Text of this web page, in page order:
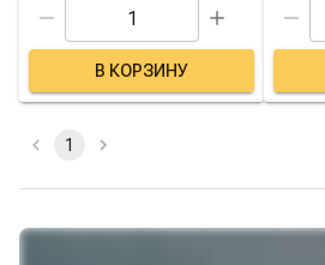
В КОРЗИНУ
1